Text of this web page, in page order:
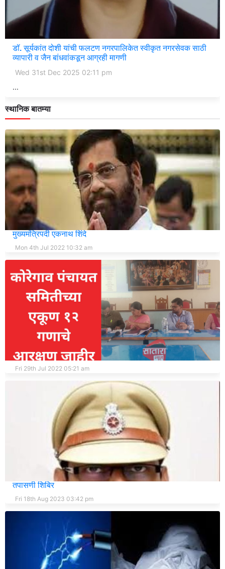
डॉ. सूर्यकांत दोशी यांची फलटण नगरपालिकेत स्वीकृत नगरसेवक साठी
व्यापारी व जैन बांधवांकडून आग्रही मागणी
Wed 31st Dec 2025 02:11 pm
...
स्थानिक बातम्या
दुर्गमतेचा शिक्का पुसून विकासाचा शिवसागर जलाशय व्हावा,
मुख्यमंत्रिपदी एकनाथ शिंदे
Mon 4th Jul 2022 10:32 am
कोरेगाव पंचायत समितीच्या एकूण १२ गणाचे आरक्षण जाहीर
Fri 29th Jul 2022 05:21 am
रविवारी प्रादेशिक परिवहन कार्यालयामध्ये मोफत नेत्र आणि आरोग्य
तपासणी शिबिर
Fri 18th Aug 2023 03:42 pm